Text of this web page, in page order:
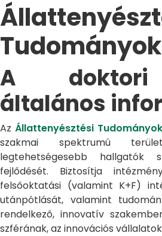
Tudományok
A
általános
AzÁllattenyésztési
szakmai spektrumú
legtehetségesebb hallgatók
fejlődését. Biztosítja
felsőoktatási (valamint K+F)
utánpótlását, valamint
rendelkező, innovatív
szférának, az innovációs